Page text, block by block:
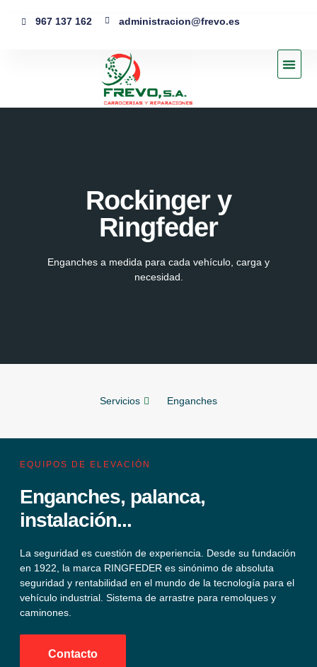
967 137 162 administracion@frevo.es
Rockinger y
Ringfeder
Enganches a medida para cada vehículo, carga y
necesidad.
Servicios Enganches
EQUIPOS DE ELEVACIÓN
Enganches, palanca,
instalación...
La seguridad es cuestión de experiencia. Desde su fundación
en 1922, la marca RINGFEDER es sinónimo de absoluta
seguridad y rentabilidad en el mundo de la tecnología para el
vehículo industrial. Sistema de arrastre para remolques y
caminones.
Contacto